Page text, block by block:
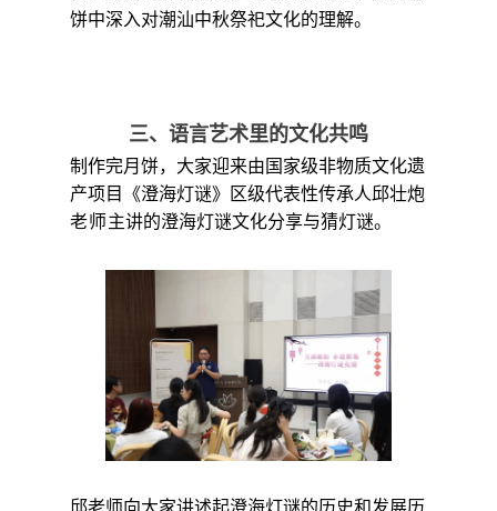
饼中深入对潮汕中秋祭祀文化的理解。
三、语言艺术里的文化共鸣
制作完月饼，大家迎来由国家级非物质文化遗
产项目《澄海灯谜》区级代表性传承人邱壮炮
老师主讲的澄海灯谜文化分享与猜灯谜。
邱老师向大家讲述起澄海灯谜的历史和发展历